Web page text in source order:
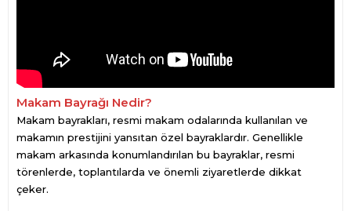
Makam Bayrağı Nedir?
Makam bayrakları, resmi makam odalarında kullanılan ve
makamın prestijini yansıtan özel bayraklardır. Genellikle
makam arkasında konumlandırılan bu bayraklar, resmi
törenlerde, toplantılarda ve önemli ziyaretlerde dikkat
çeker.